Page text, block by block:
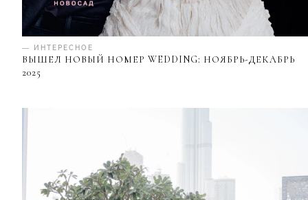
— ИНТЕРЕСНОЕ
ВЫШЕЛ НОВЫЙ НОМЕР WEDDING: НОЯБРЬ-ДЕКАБРЬ
2025